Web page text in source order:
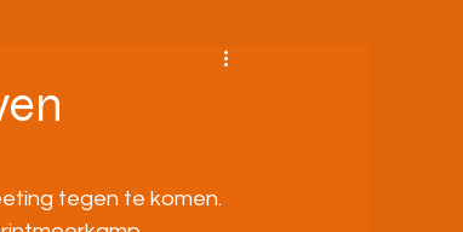
tegen te komen.